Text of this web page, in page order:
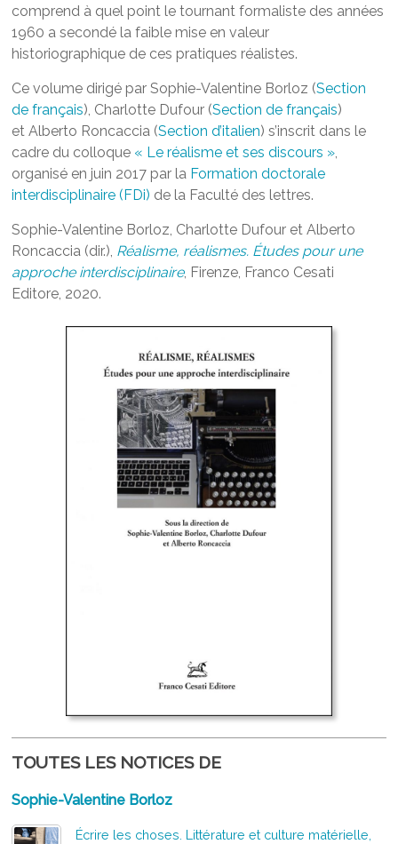
comprend à quel point le tournant formaliste des années
1960 a secondé la faible mise en valeur
historiographique de ces pratiques réalistes.
Ce volume dirigé par Sophie-Valentine Borloz (Section
de français), Charlotte Dufour (Section de français)
et Alberto Roncaccia (Section d’italien) s’inscrit dans le
cadre du colloque « Le réalisme et ses discours »,
organisé en juin 2017 par la Formation doctorale
interdisciplinaire (FDi) de la Faculté des lettres.
Sophie-Valentine Borloz, Charlotte Dufour et Alberto
Roncaccia (dir.), Réalisme, réalismes. Études pour une
approche interdisciplinaire, Firenze, Franco Cesati
Editore, 2020.
TOUTES LES NOTICES DE
Sophie-Valentine Borloz
Écrire les choses. Littérature et culture matérielle,